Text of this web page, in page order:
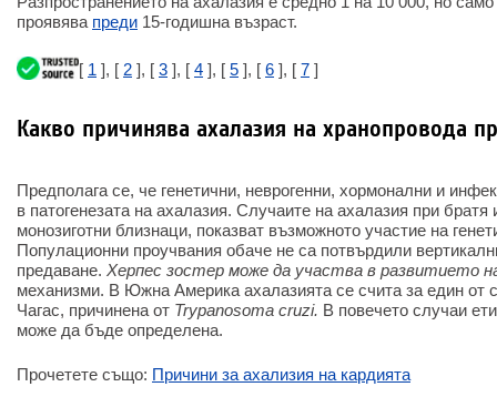
проявява преди 15-годишна възраст.
[ 1 ], [ 2 ], [ 3 ], [ 4 ], [ 5 ], [ 6 ], [ 7 ]
Какво причинява ахалазия на хранопровода
Предполага се, че генетични, неврогенни, хормонални и
в патогенезата на ахалазия. Случаите на ахалазия при
монозиготни близнаци, показват възможното участие на
Популационни проучвания обаче не са потвърдили
предаване. Херпес зостер може да участва в развитието
механизми. В Южна Америка ахалазията се счита за един от
Чагас, причинена от Trypanosoma cruzi. В повечето случаи
може да бъде определена.
Прочетете също: Причини за ахализия на кардията